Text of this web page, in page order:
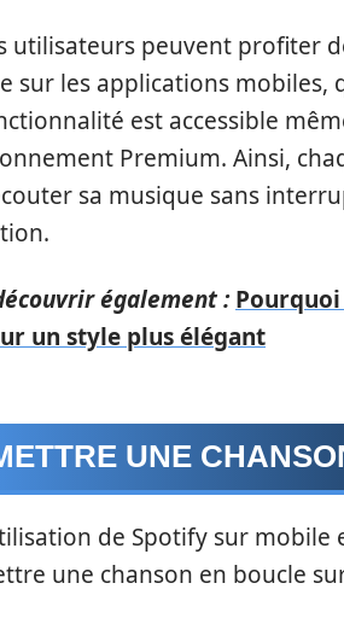
utilisateurs peuvent profiter
sur les applications mobiles,
est accessible
Premium. Ainsi,
sa musique sans
également :
un style plus élégant
UNE
de Spotify sur
une chanson en boucle